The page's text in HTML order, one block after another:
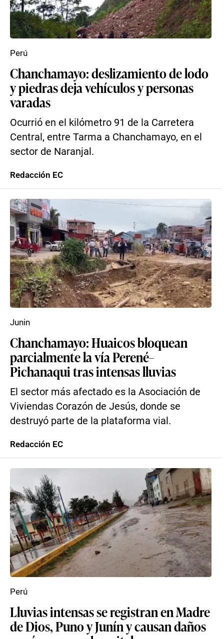
Chanchamayo: deslizamiento de lodo
y piedras deja vehículos y personas
varadas
Ocurrió en el kilómetro 91 de la Carretera
Central, entre Tarma a Chanchamayo, en el
sector de Naranjal.
Perú
Redacción EC
Chanchamayo: Huaicos bloquean
parcialmente la vía Perené–
Pichanaqui tras intensas lluvias
El sector más afectado es la Asociación de
Viviendas Corazón de Jesús, donde se
destruyó parte de la plataforma vial.
Junin
Redacción EC
Lluvias intensas se registran en Madre
de Dios, Puno y Junín y causan daños
Perú